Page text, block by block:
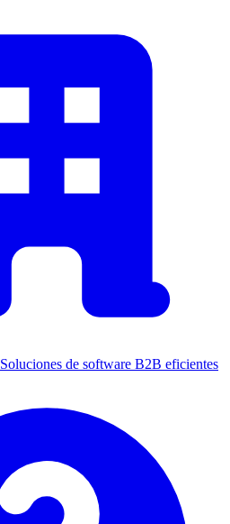
Soluciones de software B2B eficientes